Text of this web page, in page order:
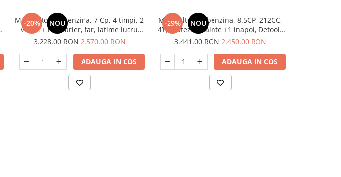
-20% NOU
Motocultor pe benzina, 7 Cp, 4 timpi, 2
viteze + marsarier, far, latime lucru
1200mm, 212 cm³, accesorii incluse,
3.228,00 RON2.570,00 RON
ADAUGA IN COS
-29% NOU
Motocultor pe benzina, 8.5CP, 212CC,
4T, 2 viteze, inainte +1 inapoi, Detoolz
DZ-M126-S001-G02
3.441,00 RON2.450,00 RON
ADAUGA IN COS